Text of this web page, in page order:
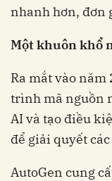
nhanh hơn, đơn
Một khuôn khổ
Ra mắt vào
trình mã nguồn
AI và tạo điều
để giải quyết
AutoGen cung